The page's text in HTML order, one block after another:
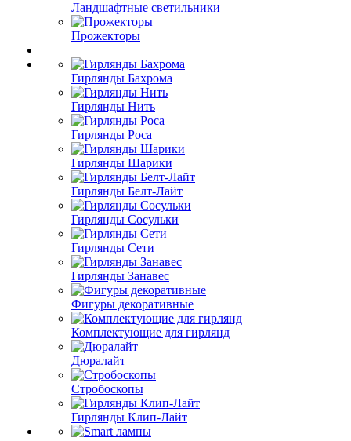
Ландшафтные светильники
Прожекторы
Гирлянды Бахрома
Гирлянды Нить
Гирлянды Роса
Гирлянды Шарики
Гирлянды Белт-Лайт
Гирлянды Сосульки
Гирлянды Сети
Гирлянды Занавес
Фигуры декоративные
Комплектующие для гирлянд
Дюралайт
Стробоскопы
Гирлянды Клип-Лайт